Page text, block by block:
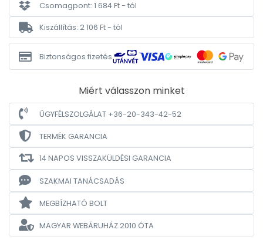
Csomagpont: 1 684 Ft - tól
Kiszállítás: 2 106 Ft - tól
Biztonságos fizetés
Miért válasszon minket
ÜGYFÉLSZOLGÁLAT +36-20-343-42-52
TERMÉK GARANCIA
14 NAPOS VISSZAKÜLDÉSI GARANCIA
SZAKMAI TANÁCSADÁS
MEGBÍZHATÓ BOLT
MAGYAR WEBÁRUHÁZ2010 ÓTA